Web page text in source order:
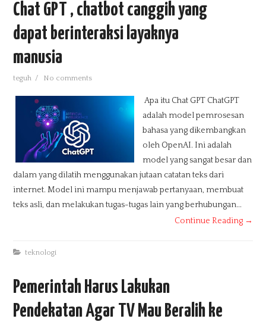
Chat GPT , chatbot canggih yang
dapat berinteraksi layaknya
manusia
teguh / No comments
Apa itu Chat GPT ChatGPT
adalah model pemrosesan
bahasa yang dikembangkan
oleh OpenAI. Ini adalah
model yang sangat besar dan
dalam yang dilatih menggunakan jutaan catatan teks dari
internet. Model ini mampu menjawab pertanyaan, membuat
teks asli, dan melakukan tugas-tugas lain yang berhubungan...
Continue Reading →
teknologi
Pemerintah Harus Lakukan
Pendekatan Agar TV Mau Beralih ke